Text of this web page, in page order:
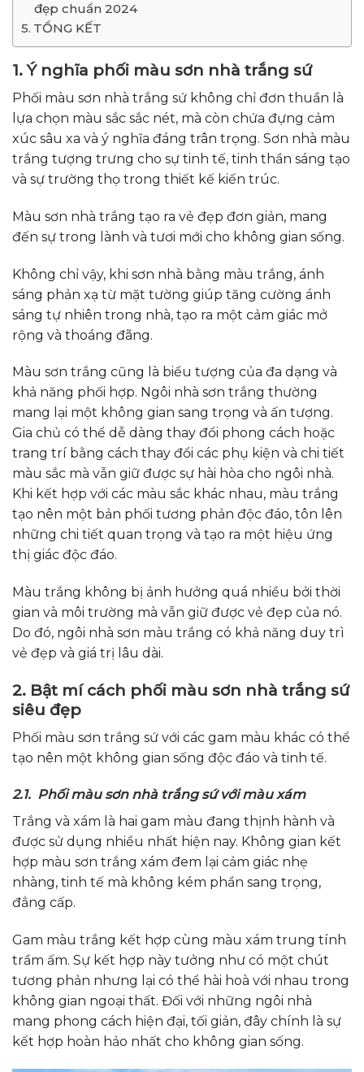
đẹp chuẩn 2024
TỔNG KẾT
1. Ý nghĩa phối màu sơn nhà trắng sứ
Phối màu sơn nhà trắng sứ không chỉ đơn thuần là
lựa chọn màu sắc sắc nét, mà còn chứa đựng cảm
xúc sâu xa và ý nghĩa đáng trân trọng. Sơn nhà màu
trắng tượng trưng cho sự tinh tế, tinh thần sáng tạo
và sự trường thọ trong thiết kế kiến ​​trúc.
Màu sơn nhà trắng tạo ra vẻ đẹp đơn giản, mang
đến sự trong lành và tươi mới cho không gian sống.
Không chỉ vậy, khi sơn nhà bằng màu trắng, ánh
sáng phản xạ từ mặt tường giúp tăng cường ánh
sáng tự nhiên trong nhà, tạo ra một cảm giác mở
rộng và thoáng đãng.
Màu sơn trắng cũng là biểu tượng của đa dạng và
khả năng phối hợp. Ngôi nhà sơn trắng thường
mang lại một không gian sang trọng và ấn tượng.
Gia chủ có thể dễ dàng thay đổi phong cách hoặc
trang trí bằng cách thay đổi các phụ kiện và chi tiết
màu sắc mà vẫn giữ được sự hài hòa cho ngôi nhà.
Khi kết hợp với các màu sắc khác nhau, màu trắng
tạo nên một bản phối tương phản độc đáo, tôn lên
những chi tiết quan trọng và tạo ra một hiệu ứng
thị giác độc đáo.
Màu trắng không bị ảnh hưởng quá nhiều bởi thời
gian và môi trường mà vẫn giữ được vẻ đẹp của nó.
Do đó, ngôi nhà sơn màu trắng có khả năng duy trì
vẻ đẹp và giá trị lâu dài.
2. Bật mí cách phối màu sơn nhà trắng sứ
siêu đẹp
Phối màu sơn trắng sứ với các gam màu khác có thể
tạo nên một không gian sống độc đáo và tinh tế.
2.1. Phối màu sơn nhà trắng sứ với màu xám
Trắng và xám là hai gam màu đang thịnh hành và
được sử dụng nhiều nhất hiện nay. Không gian kết
hợp màu sơn trắng xám đem lại cảm giác nhẹ
nhàng, tinh tế mà không kém phần sang trọng,
đẳng cấp.
Gam màu trắng kết hợp cùng màu xám trung tính
trầm ấm. Sự kết hợp này tưởng như có một chút
tương phản nhưng lại có thể hài hoà với nhau trong
không gian ngoại thất. Đối với những ngôi nhà
mang phong cách hiện đại, tối giản, đây chính là sự
kết hợp hoàn hảo nhất cho không gian sống.